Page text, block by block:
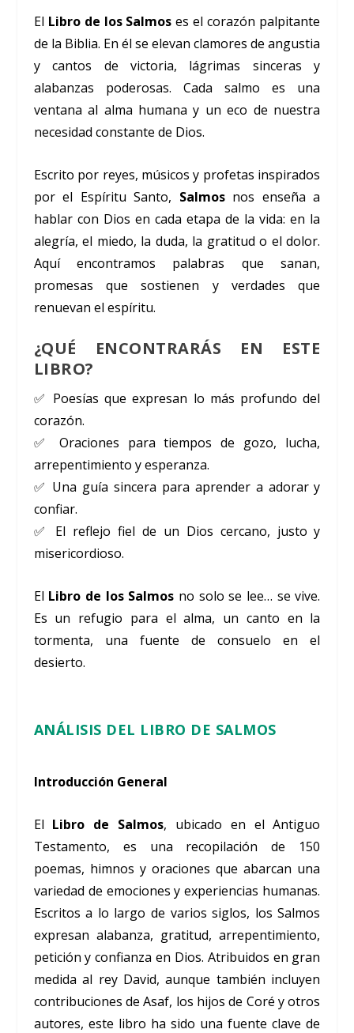
El Libro de los Salmos es el corazón palpitante
de la Biblia. En él se elevan clamores de angustia
y cantos de victoria, lágrimas sinceras y
alabanzas poderosas. Cada salmo es una
ventana al alma humana y un eco de nuestra
necesidad constante de Dios.
Escrito por reyes, músicos y profetas inspirados
por el Espíritu Santo, Salmosnos enseña a
hablar con Dios en cada etapa de la vida: en la
alegría, el miedo, la duda, la gratitud o el dolor.
Aquí encontramos palabras que sanan,
promesas que sostienen y verdades que
renuevan el espíritu.
¿QUÉ ENCONTRARÁS EN ESTE
LIBRO?
✅ Poesías que expresan lo más profundo del
corazón.
✅ Oraciones para tiempos de gozo, lucha,
arrepentimiento y esperanza.
✅ Una guía sincera para aprender a adorar y
confiar.
✅ El reflejo fiel de un Dios cercano, justo y
misericordioso.
El Libro de los Salmos no solo se lee… se vive.
Es un refugio para el alma, un canto en la
tormenta, una fuente de consuelo en el
desierto.
ANÁLISIS DEL LIBRO DE SALMOS
Introducción General
El Libro de Salmos, ubicado en el Antiguo
Testamento, es una recopilación de 150
poemas, himnos y oraciones que abarcan una
variedad de emociones y experiencias humanas.
Escritos a lo largo de varios siglos, los Salmos
expresan alabanza, gratitud, arrepentimiento,
petición y confianza en Dios. Atribuidos en gran
medida al rey David, aunque también incluyen
contribuciones de Asaf, los hijos de Coré y otros
autores, este libro ha sido una fuente clave de